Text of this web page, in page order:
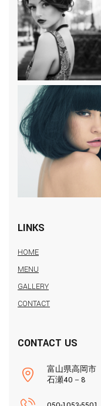
LINKS
HOME
MENU
GALLERY
CONTACT
CONTACT US
富山県高岡市
石瀬40－8